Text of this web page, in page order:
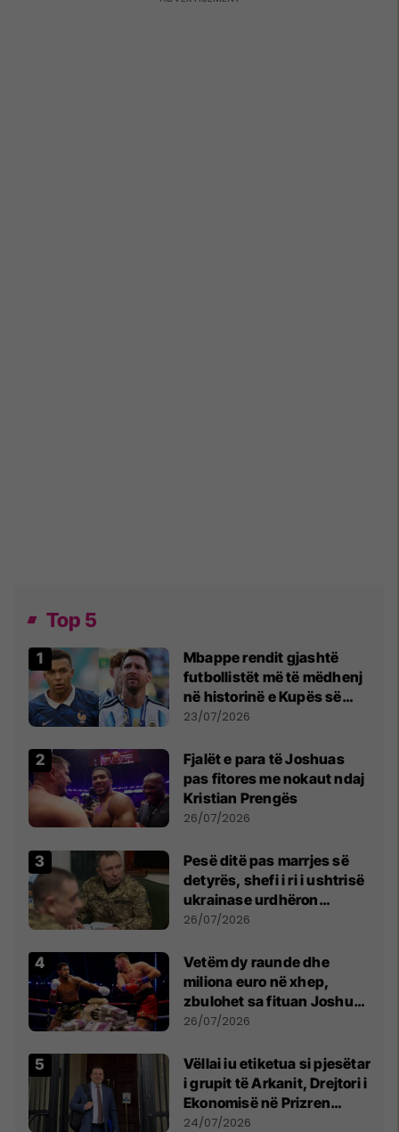
Top 5
Mbappe rendit gjashtë
futbollistët më të mëdhenj
në historinë e Kupës së
Botës, Messi mbetet i dyti
23/07/2026
Fjalët e para të Joshuas
pas fitores me nokaut ndaj
Kristian Prengës
26/07/2026
Pesë ditë pas marrjes së
detyrës, shefi i ri i ushtrisë
ukrainase urdhëron
kontroll të madh
26/07/2026
Vetëm dy raunde dhe
miliona euro në xhep,
zbulohet sa fituan Joshua
e Prenga
26/07/2026
Vëllai iu etiketua si pjesëtar
i grupit të Arkanit, Drejtori i
Ekonomisë në Prizren
mohon pretendimet
24/07/2026